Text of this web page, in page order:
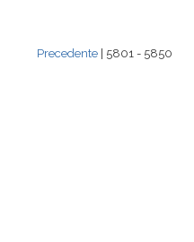
Precedente| 5801 - 5850